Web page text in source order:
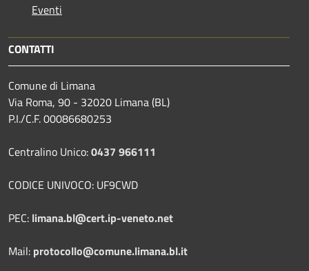
Eventi
CONTATTI
Comune di Limana
Via Roma, 90 - 32020 Limana (BL)
P.I./C.F. 00086680253
Centralino Unico:0437 966111
CODICE UNIVOCO: UF9CWD
PEC: limana.bl@cert.ip-veneto.net
Mail: protocollo@comune.limana.bl.it